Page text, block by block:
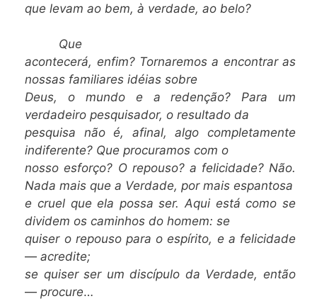
que levam ao bem, à verdade, ao belo?
Que
acontecerá, enfim? Tornaremos a encontrar as
nossas familiares idéias sobre
Deus, o mundo e a redenção? Para um
verdadeiro pesquisador, o resultado da
pesquisa não é, afinal, algo completamente
indiferente? Que procuramos com o
nosso esforço? O repouso? a felicidade? Não.
Nada mais que a Verdade, por mais espantosa
e cruel que ela possa ser. Aqui está como se
dividem os caminhos do homem: se
quiser o repouso para o espírito, e a felicidade
—acredite;
se quiser ser um discípulo da Verdade, então
—procure…